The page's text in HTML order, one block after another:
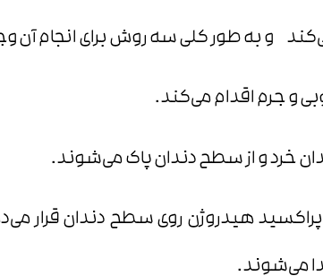
و به طور کلی سه روش برای انجام آن
و جرم اقدام می‌کند.
خرد و از سطح دندان پاک می‌شوند.
هیدروژن روی سطح دندان قرار
می‌شوند.